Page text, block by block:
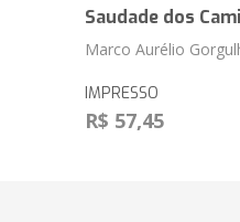
Saudade dos
Marco Aurélio
IMPRESSO
R$ 57,45